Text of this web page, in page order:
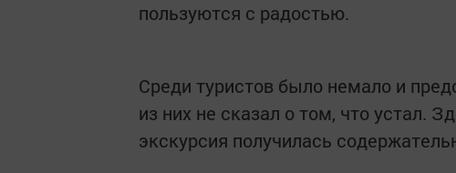
пользуются с радостью.
Среди туристов было немало и
из них не сказал о том, что устал.
экскурсия получилась